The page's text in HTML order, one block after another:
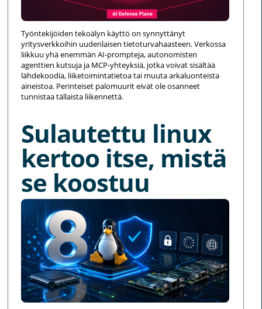
Työntekijöiden tekoälyn käyttö on synnyttänyt
yritysverkkoihin uudenlaisen tietoturvahaasteen. Verkossa
liikkuu yhä enemmän AI-prompteja, autonomisten
agenttien kutsuja ja MCP-yhteyksiä, jotka voivat sisältää
lähdekoodia, liiketoimintatietoa tai muuta arkaluonteista
aineistoa. Perinteiset palomuurit eivät ole osanneet
tunnistaa tällaista liikennettä.
Sulautettu linux
kertoo itse, mistä
se koostuu